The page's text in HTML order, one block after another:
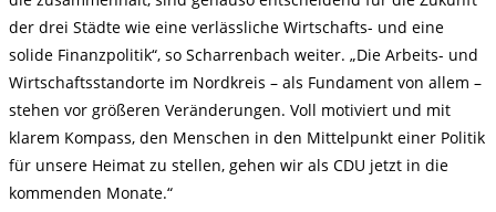
der drei Städte wie eine verlässliche Wirtschafts- und eine
solide Finanzpolitik“, so Scharrenbach weiter. „Die Arbeits- und
Wirtschaftsstandorte im Nordkreis – als Fundament von allem –
stehen vor größeren Veränderungen. Voll motiviert und mit
klarem Kompass, den Menschen in den Mittelpunkt einer Politik
für unsere Heimat zu stellen, gehen wir als CDU jetzt in die
kommenden Monate.“